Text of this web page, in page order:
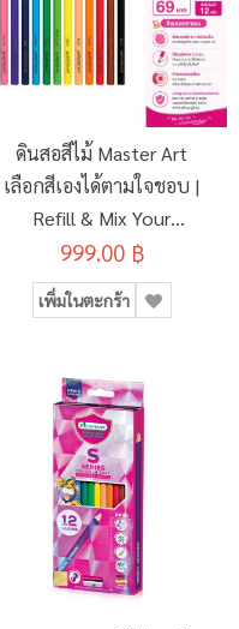
ดินสอสีไม้ Master Art
เลือกสีเองได้ตามใจชอบ |
Refill & Mix Your
Colours
999.00 ฿
เพิ่มในตะกร้า